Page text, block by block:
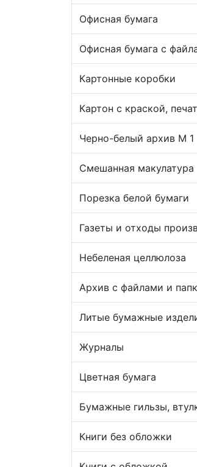
Офисная бумага
Офисная бумага с
Картонные коробки
Картон с краской,
Черно-белый архив М 1
Смешанная макулатура
Порезка белой бумаги
Газеты и отходы
Небеленая целлюлоза
Архив с файлами и
Литые бумажные
Журналы
Цветная бумага
Бумажные гильзы,
Книги без обложки